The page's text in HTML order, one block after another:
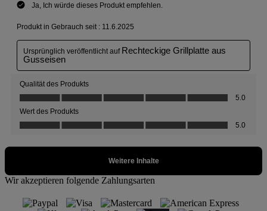
Wir akzeptieren folgende Zahlungsarten